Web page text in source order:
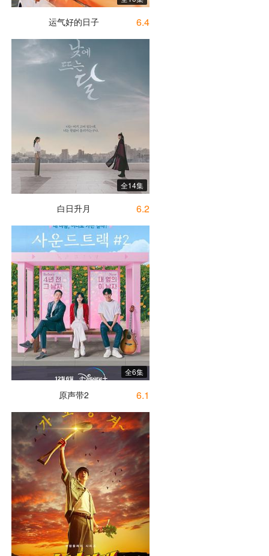
运气好的日子 6.4
全14集
白日升月 6.2
全6集
原声带2 6.1